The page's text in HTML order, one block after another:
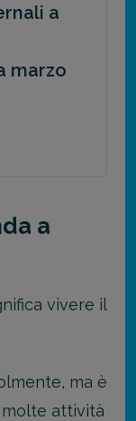
a
marzo
a
vivere il
ma è
attività